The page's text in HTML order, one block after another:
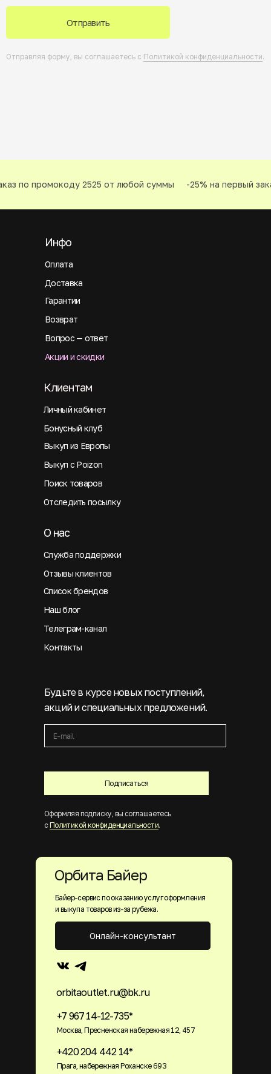
Отправить
Отправляя форму, вы соглашаетесь с Политикой конфиденциальности.
по промокоду 2525 от любой суммы -25% на первый
Оплата
Инфо
Подписаться
Будьте в курсе новых поступлений,
акций и специальных предложений.
Оформляя подписку, вы соглашаетесь
с Политикой конфиденциальности.
Доставка
Гарантии
Возврат
Вопрос — ответ
Акции и скидки
Личный кабинет
Клиентам
Бонусный клуб
Выкуп из Европы
Выкуп с Poizon
Поиск товаров
Отследить посылку
Служба поддержки
О нас
Отзывы клиентов
Список брендов
Наш блог
Телеграм-канал
Контакты
Байер-сервис по оказанию услуг оформления
и выкупа товаров из-за рубежа.
+7 967 14-12-735*
Москва, Пресненская набережная 12, 457
+420 204 442 14*
Прага, набережная Роханске 693
orbitaoutlet.ru@bk.ru
Онлайн-консультант
Орбита Байер